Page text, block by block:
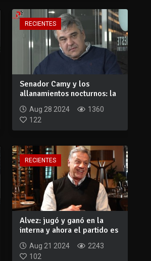
RECIENTES
Senador Camy y los
allanamientos nocturnos: la
Aug 28 2024
1360
122
RECIENTES
Alvez: jugó y ganó en la
interna y ahora el partido es
Aug 21 2024
2243
102